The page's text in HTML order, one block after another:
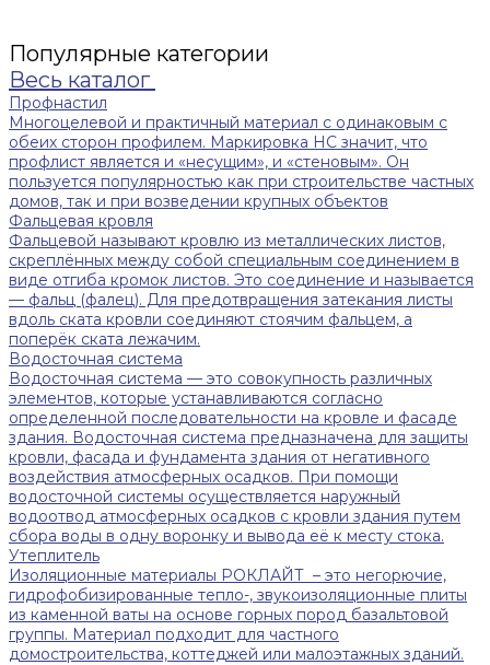
Популярные категории
Весь каталог
Профнастил
Многоцелевой и практичный материал с одинаковым с
обеих сторон профилем. Маркировка НС значит, что
профлист является и «несущим», и «стеновым». Он
пользуется популярностью как при строительстве частных
домов, так и при возведении крупных объектов
Фальцевая кровля
Фальцевой называют кровлю из металлических листов,
скреплённых между собой специальным соединением в
виде отгиба кромок листов. Это соединение и называется
— фальц (фалец). Для предотвращения затекания листы
вдоль ската кровли соединяют стоячим фальцем, а
поперёк ската лежачим.
Водосточная система
Водосточная система — это совокупность различных
элементов, которые устанавливаются согласно
определенной последовательности на кровле и фасаде
здания. Водосточная система предназначена для защиты
кровли, фасада и фундамента здания от негативного
воздействия атмосферных осадков. При помощи
водосточной системы осуществляется наружный
водоотвод атмосферных осадков с кровли здания путем
сбора воды в одну воронку и вывода её к месту стока.
Утеплитель
Изоляционные материалы РОКЛАЙТ – это негорючие,
гидрофобизированные тепло-, звукоизоляционные плиты
из каменной ваты на основе горных пород базальтовой
группы. Материал подходит для частного
домостроительства, коттеджей или малоэтажных зданий.